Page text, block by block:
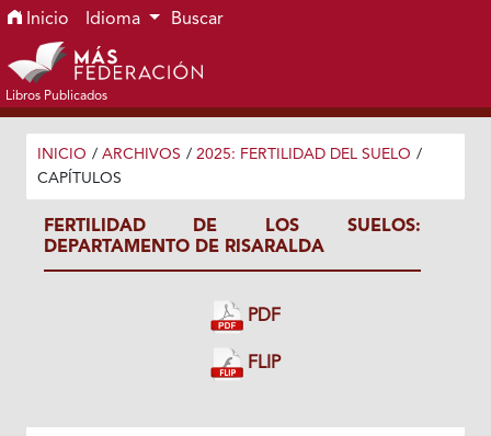
Ir al menú de navegación principal
Ir al contenido principal
Ir al pie de página del sitio
Inicio Idioma Buscar
Libros Publicados
INICIO / ARCHIVOS / 2025: FERTILIDAD DEL SUELO /
CAPÍTULOS
FERTILIDAD DE LOS SUELOS:
DEPARTAMENTO DE RISARALDA
PDF
FLIP